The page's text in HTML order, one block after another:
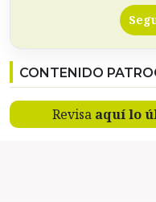
CONTENIDO
Revisa aquí lo